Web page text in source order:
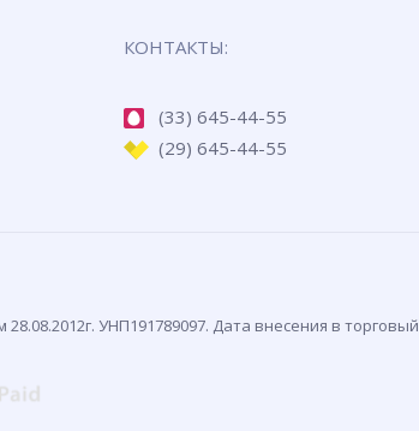
КОНТАКТЫ:
(33) 645-44-55
(29) 645-44-55
УНП191789097. Дата внесения в торговый